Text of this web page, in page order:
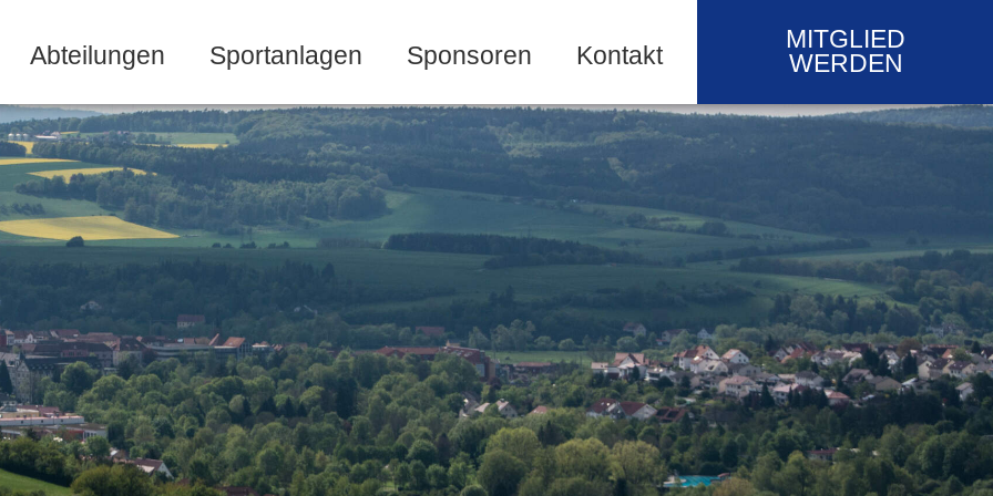
Abteilungen Sportanlagen Sponsoren Kontakt
MITGLIED
WERDEN